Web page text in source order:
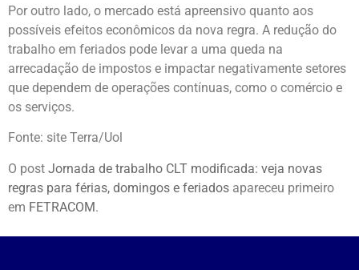
Por outro lado, o mercado está apreensivo quanto aos
possíveis efeitos econômicos da nova regra. A redução do
trabalho em feriados pode levar a uma queda na
arrecadação de impostos e impactar negativamente setores
que dependem de operações contínuas, como o comércio e
os serviços.
Fonte: site Terra/Uol
O post Jornada de trabalho CLT modificada: veja novas
regras para férias, domingos e feriados apareceu primeiro
em FETRACOM.